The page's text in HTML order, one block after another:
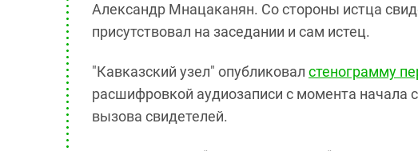
Александр Мнацаканян. Со стороны истца
присутствовал на заседании и сам истец.
"Кавказский узел" опубликовал стенограмму
расшифровкой аудиозаписи с момента начала
вызова свидетелей.